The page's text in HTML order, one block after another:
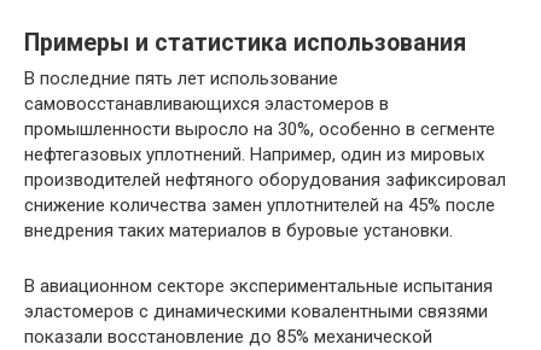
Примеры и статистика использования
В последние пять лет использование
самовосстанавливающихся эластомеров в
промышленности выросло на 30%, особенно в сегменте
нефтегазовых уплотнений. Например, один из мировых
производителей нефтяного оборудования зафиксировал
снижение количества замен уплотнителей на 45% после
внедрения таких материалов в буровые установки.
В авиационном секторе экспериментальные испытания
эластомеров с динамическими ковалентными связями
показали восстановление до 85% механической